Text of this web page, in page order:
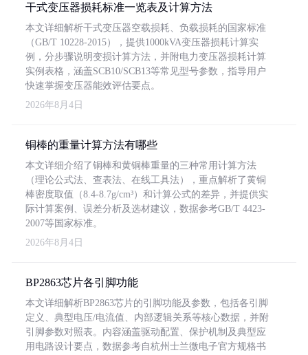
干式变压器损耗标准一览表及计算方法
本文详细解析干式变压器空载损耗、负载损耗的国家标准
（GB/T 10228-2015），提供1000kVA变压器损耗计算实
例，分步骤说明变损计算方法，并附电力变压器损耗计算
实例表格，涵盖SCB10/SCB13等常见型号参数，指导用户
快速掌握变压器能效评估要点。
2026年8月4日
铜棒的重量计算方法有哪些
本文详细介绍了铜棒和黄铜棒重量的三种常用计算方法
（理论公式法、查表法、在线工具法），重点解析了黄铜
棒密度取值（8.4-8.7g/cm³）和计算公式的差异，并提供实
际计算案例、误差分析及选材建议，数据参考GB/T 4423-
2007等国家标准。
2026年8月4日
BP2863芯片各引脚功能
本文详细解析BP2863芯片的引脚功能及参数，包括各引脚
定义、典型电压/电流值、内部逻辑关系等核心数据，并附
引脚参数对照表。内容涵盖驱动配置、保护机制及典型应
用电路设计要点，数据参考自杭州士兰微电子官方规格书